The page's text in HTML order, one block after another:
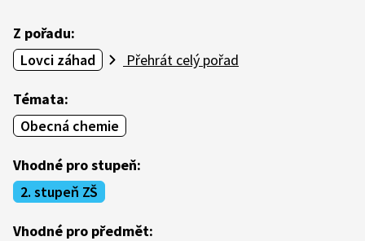
Z pořadu:
Lovci záhad
Přehrát celý pořad
Témata:
Obecná chemie
Vhodné pro stupeň:
2. stupeň ZŠ
Vhodné pro předmět: